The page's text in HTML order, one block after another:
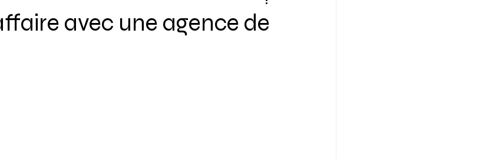
avec une agence de